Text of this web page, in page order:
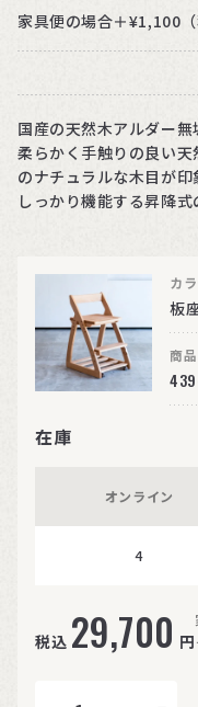
家具便の場合＋¥1,100（
国産の天然木アルダー
柔らかく手触りの良い
のナチュラルな木目が印
しっかり機能する昇降式
カ
板
商
在庫
オンライン
4
税込 29,700 円